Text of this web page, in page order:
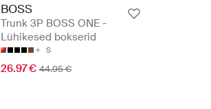
BOSS
Trunk 3P BOSS ONE -
Lühikesed bokserid
S
26.97 € 44.95 €